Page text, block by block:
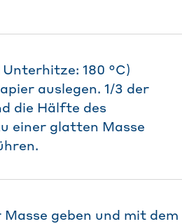
180 °C)
auslegen. 1/3 der
die Hälfte des
einer glatten Masse
geben und mit dem